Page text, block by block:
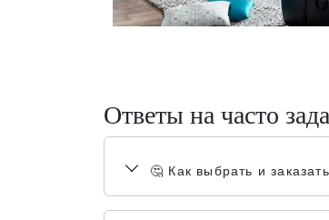
Ответы на часто
🤔 Как выбрать и